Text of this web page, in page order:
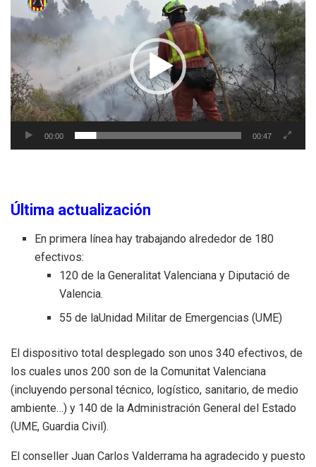
vídeo
00:00 00:47
Última actualización
En primera línea hay trabajando alrededor de 180
efectivos:
120 de la Generalitat Valenciana y Diputació de
Valencia.
55 de laUnidad Militar de Emergencias (UME)
El dispositivo total desplegado son unos 340 efectivos, de
los cuales unos 200 son de la Comunitat Valenciana
(incluyendo personal técnico, logístico, sanitario, de medio
ambiente…) y 140 de la Administración General del Estado
(UME, Guardia Civil).
El conseller Juan Carlos Valderrama ha agradecido y puesto